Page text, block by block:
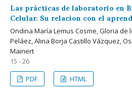
Las prácticas de laboratorio en
Celular. Su relacion con el
Ondina María Lemus Cosme, Gloria de
Peláez, Alina Borja Castillo Vázquez,
Mainert
15 - 26
PDF
HTML